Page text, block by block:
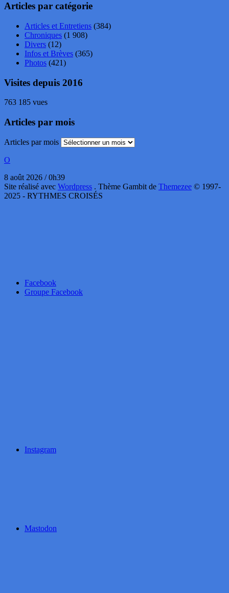
Articles par catégorie
Articles et Entretiens (384)
Chroniques (1 908)
Divers (12)
Infos et Brèves (365)
Photos (421)
Visites depuis 2016
763 185 vues
Articles par mois
Articles par mois
O
8 août 2026 / 0h39
Site réalisé avec Wordpress . Thème Gambit de Themezee © 1997-
2025 - RYTHMES CROISÉS
Facebook
Groupe Facebook
Instagram
Mastodon